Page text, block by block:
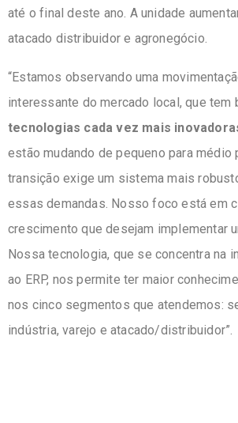
até o final deste ano. A unidade
atacado distribuidor e agronegócio.
“Estamos observando uma
interessante do mercado local, que tem
tecnologias cada vez mais
estão mudando de pequeno para médio
transição exige um sistema mais
essas demandas. Nosso foco está em
crescimento que desejam implementar
Nossa tecnologia, que se concentra na
ao ERP, nos permite ter maior
nos cinco segmentos que atendemos:
indústria, varejo e atacado/distribuidor”.